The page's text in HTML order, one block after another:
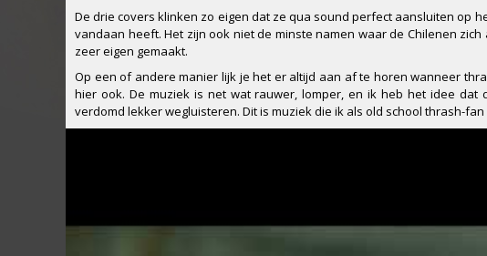
De drie covers klinken zo eigen dat ze qua sound perfect aansluiten op
vandaan heeft. Het zijn ook niet de minste namen waar de Chilenen
zeer eigen gemaakt.
Op een of andere manier lijk je het er altijd aan af te horen wanneer
hier ook. De muziek is net wat rauwer, lomper, en ik heb het idee
verdomd lekker wegluisteren. Dit is muziek die ik als old school thrash-